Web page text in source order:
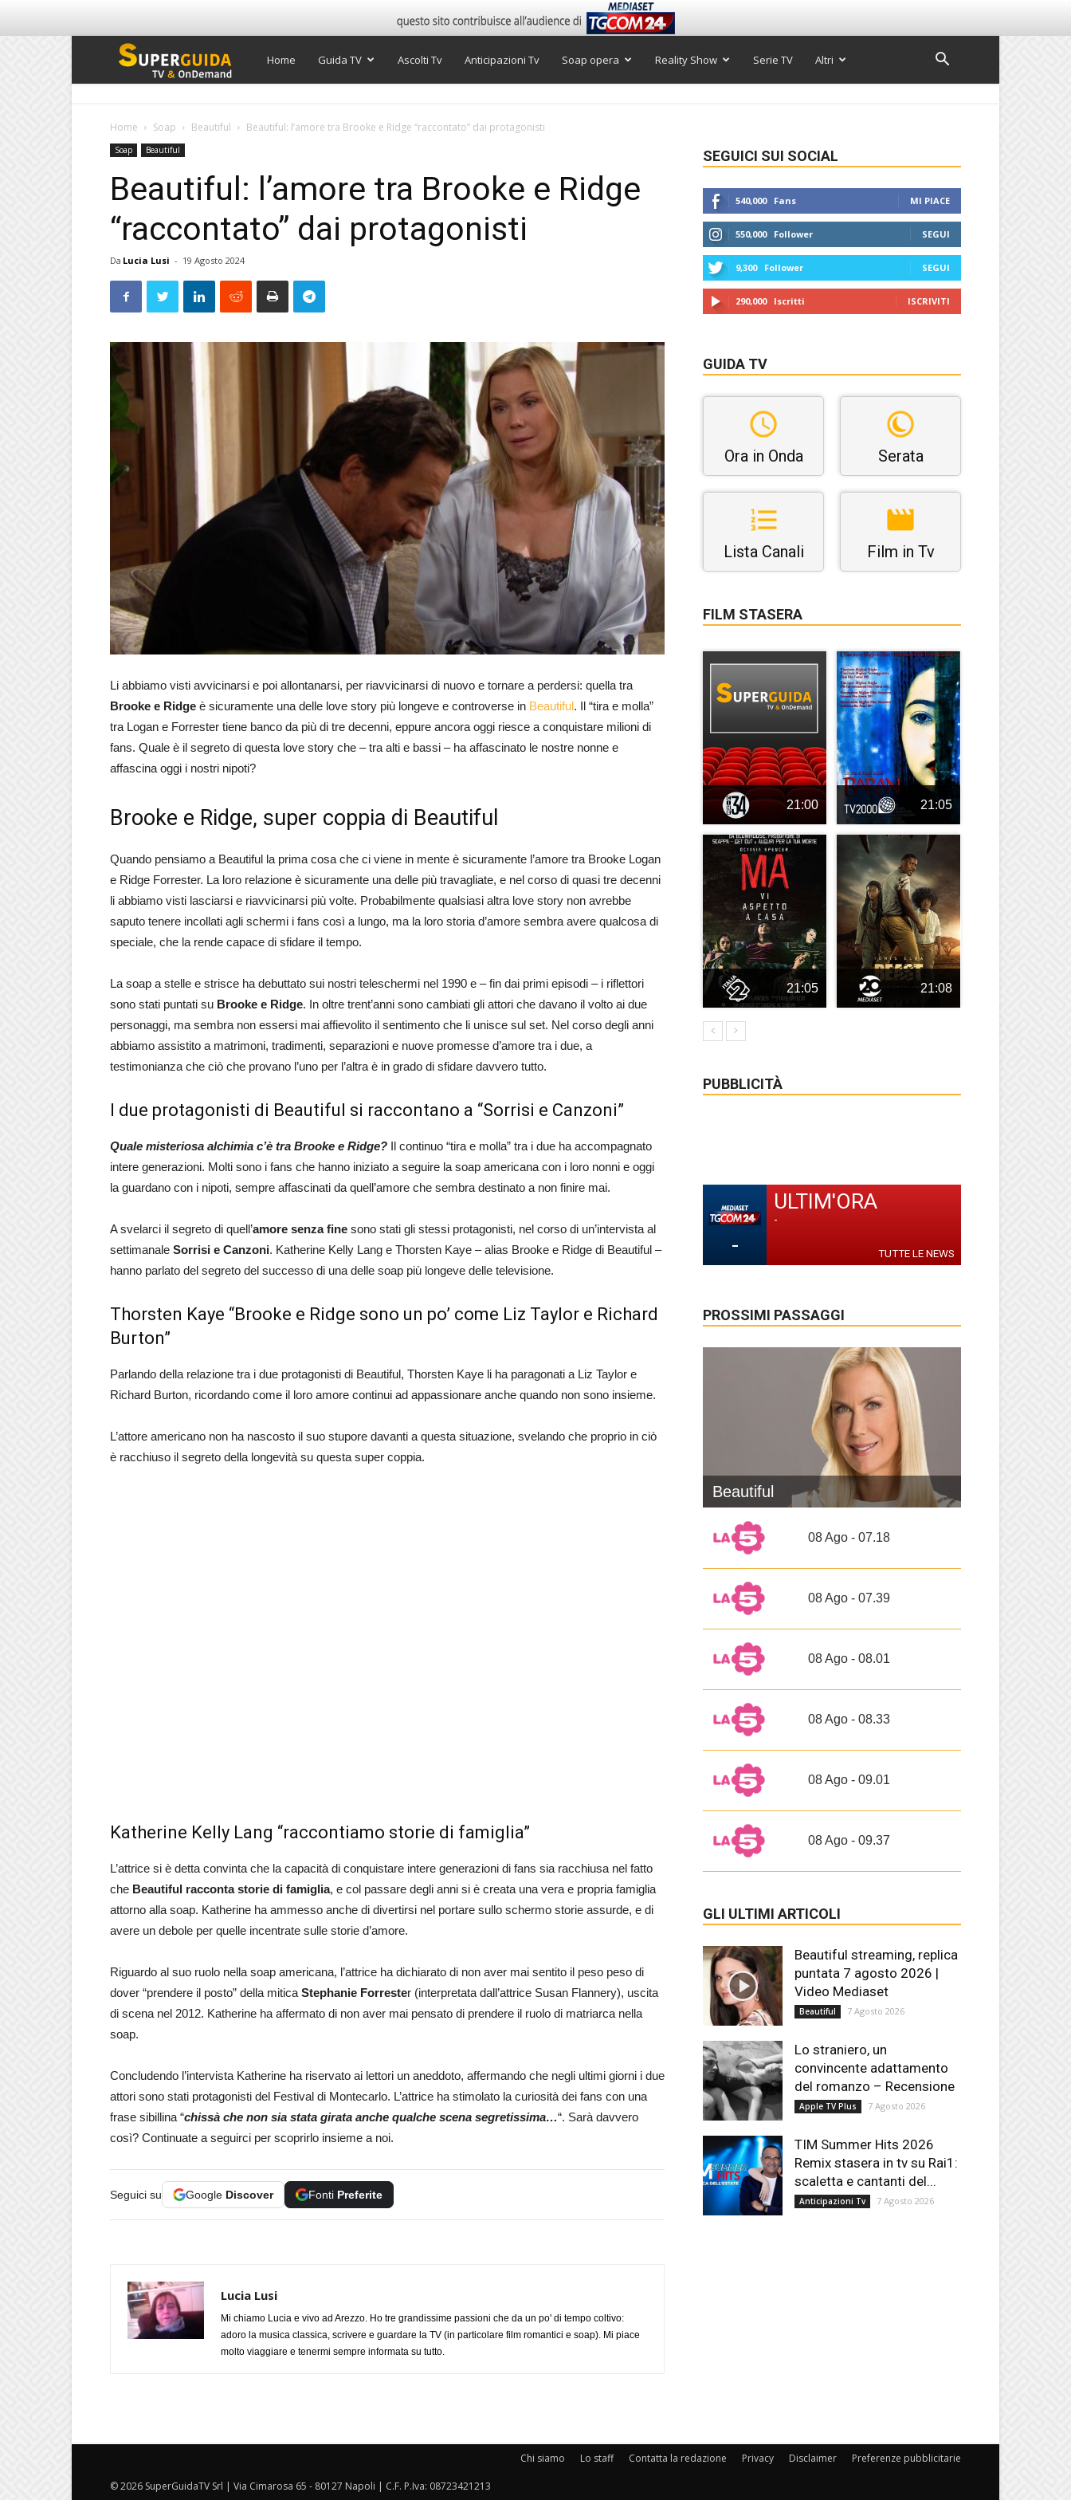
Super
Home Guida TV Ascolti Tv Anticipazioni Tv Soap opera Reality Show Serie TV Altri
Home Soap Beautiful Beautiful: l’amore tra Brooke e Ridge “raccontato” dai protagonisti
Soap Beautiful
Beautiful: l’amore tra Brooke e Ridge
“raccontato” dai protagonisti
Da Lucia Lusi - 19 Agosto 2024
Li abbiamo visti avvicinarsi e poi allontanarsi, per riavvicinarsi di nuovo e tornare a perdersi: quella tra
Brooke e Ridge è sicuramente una delle love story più longeve e controverse in Beautiful. Il “tira e molla”
tra Logan e Forrester tiene banco da più di tre decenni, eppure ancora oggi riesce a conquistare milioni di
fans. Quale è il segreto di questa love story che – tra alti e bassi – ha affascinato le nostre nonne e
affascina oggi i nostri nipoti?
Brooke e Ridge, super coppia di Beautiful
Quando pensiamo a Beautiful la prima cosa che ci viene in mente è sicuramente l’amore tra Brooke Logan
e Ridge Forrester. La loro relazione è sicuramente una delle più travagliate, e nel corso di quasi tre decenni
li abbiamo visti lasciarsi e riavvicinarsi più volte. Probabilmente qualsiasi altra love story non avrebbe
saputo tenere incollati agli schermi i fans così a lungo, ma la loro storia d’amore sembra avere qualcosa di
speciale, che la rende capace di sfidare il tempo.
La soap a stelle e strisce ha debuttato sui nostri teleschermi nel 1990 e – fin dai primi episodi – i riflettori
sono stati puntati su Brooke e Ridge. In oltre trent’anni sono cambiati gli attori che davano il volto ai due
personaggi, ma sembra non essersi mai affievolito il sentimento che li unisce sul set. Nel corso degli anni
abbiamo assistito a matrimoni, tradimenti, separazioni e nuove promesse d’amore tra i due, a
testimonianza che ciò che provano l’uno per l’altra è in grado di sfidare davvero tutto.
I due protagonisti di Beautiful si raccontano a “Sorrisi e Canzoni”
Quale misteriosa alchimia c’è tra Brooke e Ridge? Il continuo “tira e molla” tra i due ha accompagnato
intere generazioni. Molti sono i fans che hanno iniziato a seguire la soap americana con i loro nonni e oggi
la guardano con i nipoti, sempre affascinati da quell’amore che sembra destinato a non finire mai.
A svelarci il segreto di quell’amore senza fine sono stati gli stessi protagonisti, nel corso di un’intervista al
settimanale Sorrisi e Canzoni. Katherine Kelly Lang e Thorsten Kaye – alias Brooke e Ridge di Beautiful –
hanno parlato del segreto del successo di una delle soap più longeve delle televisione.
Thorsten Kaye “Brooke e Ridge sono un po’ come Liz Taylor e Richard
Burton”
Parlando della relazione tra i due protagonisti di Beautiful, Thorsten Kaye li ha paragonati a Liz Taylor e
Richard Burton, ricordando come il loro amore continui ad appassionare anche quando non sono insieme.
L’attore americano non ha nascosto il suo stupore davanti a questa situazione, svelando che proprio in ciò
è racchiuso il segreto della longevità su questa super coppia.
Katherine Kelly Lang “raccontiamo storie di famiglia”
L’attrice si è detta convinta che la capacità di conquistare intere generazioni di fans sia racchiusa nel fatto
che Beautiful racconta storie di famiglia, e col passare degli anni si è creata una vera e propria famiglia
attorno alla soap. Katherine ha ammesso anche di divertirsi nel portare sullo schermo storie assurde, e di
avere un debole per quelle incentrate sulle storie d’amore.
Riguardo al suo ruolo nella soap americana, l’attrice ha dichiarato di non aver mai sentito il peso peso di
dover “prendere il posto” della mitica Stephanie Forrester (interpretata dall’attrice Susan Flannery), uscita
di scena nel 2012. Katherine ha affermato di non aver mai pensato di prendere il ruolo di matriarca nella
soap.
Concludendo l’intervista Katherine ha riservato ai lettori un aneddoto, affermando che negli ultimi giorni i due
attori sono stati protagonisti del Festival di Montecarlo. L’attrice ha stimolato la curiosità dei fans con una
frase sibillina “chissà che non sia stata girata anche qualche scena segretissima…“. Sarà davvero
così? Continuate a seguirci per scoprirlo insieme a noi.
Seguici su Google Discover Fonti Preferite
Lucia Lusi
Mi chiamo Lucia e vivo ad Arezzo. Ho tre grandissime passioni che da un po' di tempo coltivo:
adoro la musica classica, scrivere e guardare la TV (in particolare film romantici e soap). Mi piace
molto viaggiare e tenermi sempre informata su tutto.
SEGUICI SUI SOCIAL
540,000 Fans MI PIACE
550,000 Follower SEGUI
9,300 Follower SEGUI
290,000 Iscritti ISCRIVITI
GUIDA TV
Ora in Onda Serata
Lista Canali Film in Tv
FILM STASERA
21:00 21:05
21:05 21:08
PUBBLICITÀ
-
ULTIM'ORA
-
TUTTE LE NEWS
PROSSIMI PASSAGGI
Beautiful
08 Ago - 07.18
08 Ago - 07.39
08 Ago - 08.01
08 Ago - 08.33
08 Ago - 09.01
08 Ago - 09.37
GLI ULTIMI ARTICOLI
Beautiful streaming, replica
puntata 7 agosto 2026 |
Video Mediaset
Beautiful 7 Agosto 2026
Lo straniero, un
convincente adattamento
del romanzo – Recensione
Apple TV Plus 7 Agosto 2026
TIM Summer Hits 2026
Remix stasera in tv su Rai1:
scaletta e cantanti del...
Anticipazioni Tv 7 Agosto 2026
Chi siamo Lo staff Contatta la redazione Privacy Disclaimer Preferenze pubblicitarie
© 2026 SuperGuidaTV Srl | Via Cimarosa 65 - 80127 Napoli | C.F. P.Iva: 08723421213